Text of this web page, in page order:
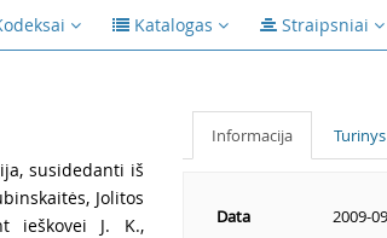
Katalogas Straipsniai
susidedanti iš
Jolitos
ieškovei J. K.,
Informacija Turinys
Data
2009-